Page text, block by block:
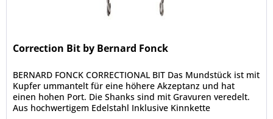
Correction Bit by Bernard Fonck
BERNARD FONCK CORRECTIONAL BIT Das Mundstück ist mit
Kupfer ummantelt für eine höhere Akzeptanz und hat
einen hohen Port. Die Shanks sind mit Gravuren veredelt.
Aus hochwertigem Edelstahl Inklusive Kinnkette